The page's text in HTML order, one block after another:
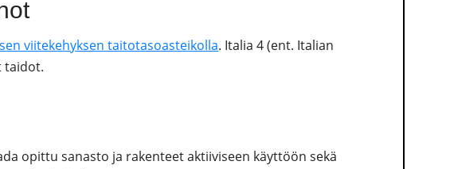
viitekehyksen taitotasoasteikolla. Italia 4 (ent. Italian
taidot.
opittu sanasto ja rakenteet aktiiviseen käyttöön sekä